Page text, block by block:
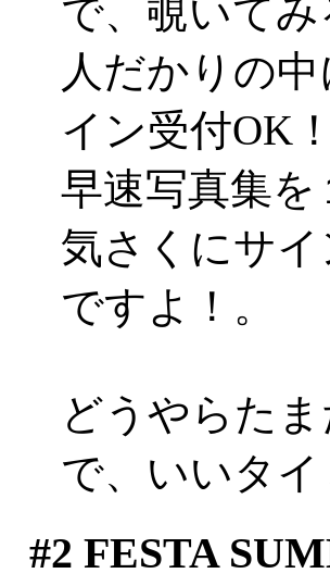
で、覗いてみ
人だかりの
イン受付OK！
早速写真集
気さくにサ
ですよ！。
どうやらた
で、いいタ
#2 FESTA